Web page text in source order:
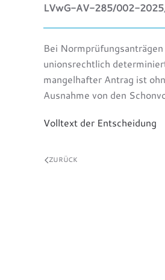
LVwG-AV-285/002-2025
Bei
unionsrechtlich
mangelhafter Antrag ist
Ausnahme von den
Volltext der Entscheidung
ZURÜCK